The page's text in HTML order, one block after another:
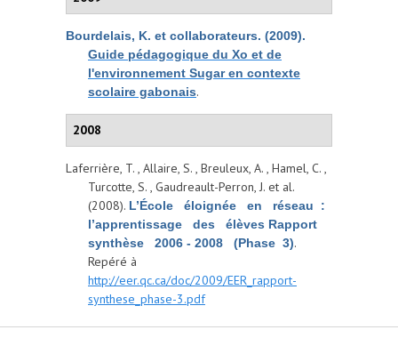
Bourdelais, K. et collaborateurs. (2009).
Guide pédagogique du Xo et de
l'environnement Sugar en contexte
scolaire gabonais.
2008
Laferrière, T. , Allaire, S. , Breuleux, A. , Hamel, C. ,
Turcotte, S. , Gaudreault-Perron, J. et al.
(2008). L’École éloignée en réseau :
l’apprentissage des élèves Rapport
synthèse 2006 ‐ 2008 (Phase 3).
Repéré à
http://eer.qc.ca/doc/2009/EER_rapport-
synthese_phase-3.pdf